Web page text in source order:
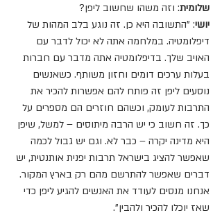
שלומית: וזה משהו שחשוב ליפן?
יושי: "התשובה היא כן. זה נוגע בלב המהות של
דיפלומטיה. במלחמה אתה לא יכול לדבר עם
האויב שלך. בדיפלומטיה אתה מדבר עם חברות
בעלות ערכים דומים וחזון משותף. כשאנשים
נוסעים ליפן זה פותח להם אפשרות להכיר את
התרבות לעומק, וכשהם חוזרים הם מספרים על
כך. זה חשוב כי יש הרבה מיתוסים – למשל, שיפן
היא מדינה יקרה – כבר לא. וגם יש גבול לכמה
שאפשר להציג בישראל תרבות יפנית אותנטית, יש
דברים שאפשר להתרשם מהם רק בארץ המקור.
אנחנו מנסים לעודד את האנשים להגיע ליפן כדי
שאז יוכלו להכיר ולהבין".